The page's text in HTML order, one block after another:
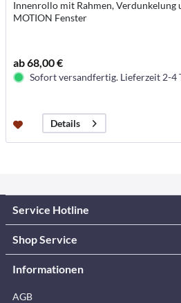
Innenrollo mit Rahmen, Verdunkelung
MOTION Fenster
ab 68,00 €
Sofort versandfertig. Lieferzeit 2-4
Details
Service Hotline
Shop Service
Informationen
AGB